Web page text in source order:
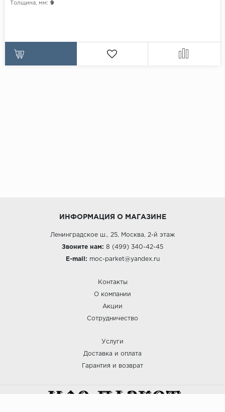
Толщина, мм: 9
ИНФОРМАЦИЯ О МАГАЗИНЕ
Ленинградское ш., 25, Москва, 2-й этаж
Звоните нам: 8 (499) 340-42-45
E-mail: moc-parket@yandex.ru
Контакты
О компании
Акции
Сотрудничество
Услуги
Доставка и оплата
Гарантия и возврат